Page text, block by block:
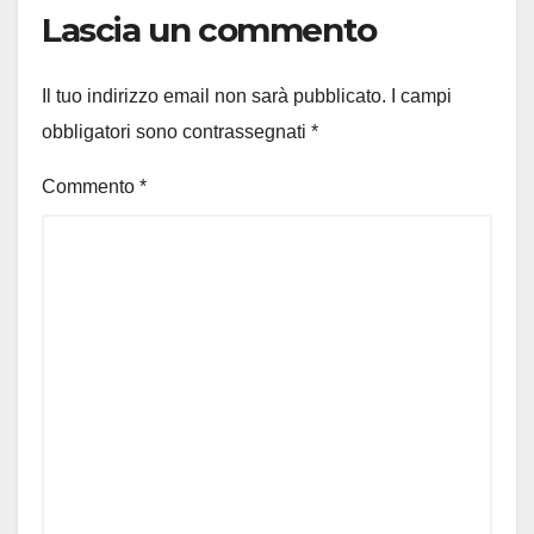
Lascia un commento
Il tuo indirizzo email non sarà pubblicato.
I campi
obbligatori sono contrassegnati *
Commento *